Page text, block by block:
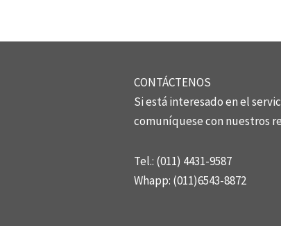
CONTÁCTENOS
Si está interesado en el
comuníquese con nuestros
Tel.: (011) 4431-9587
Whapp: (011)6543-8872